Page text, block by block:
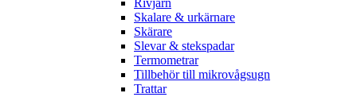
Rivjärn
Skalare & urkärnare
Skärare
Slevar & stekspadar
Termometrar
Tillbehör till mikrovågsugn
Trattar